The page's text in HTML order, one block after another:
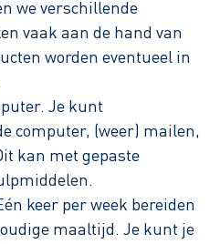
we verschillende
vaak aan de hand van
worden eventueel in
Je kunt
computer, (weer) mailen,
kan met gepaste
keer per week bereiden
maaltijd. Je kunt je